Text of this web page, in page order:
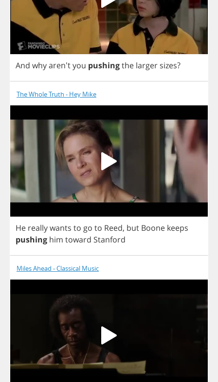
And whyaren'tyou pushingthe larger sizes?
The Whole Truth - Hey Mike
He reallywants to go to Reed, but Boone keeps
pushing him toward Stanford
Miles Ahead - Classical Music